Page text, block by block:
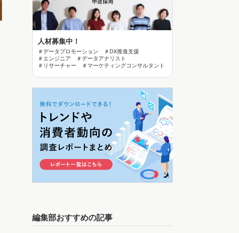
人材募集中！
＃データプロモーション ＃DX推進支援
＃エンジニア ＃データアナリスト
＃リサーチャー ＃マーケティングコンサルタント
編集部おすすめの記事